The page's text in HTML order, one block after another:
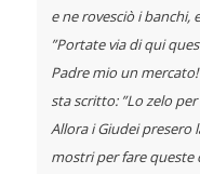
e ne rovesciò i banchi,
”Portate via di qui
Padre mio un
sta scritto: ”Lo zelo
Allora i Giudei presero
mostri per fare queste